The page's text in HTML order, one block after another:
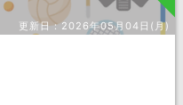
更新日：2026年05月04日(月)